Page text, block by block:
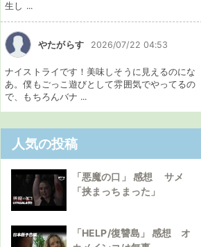
生し ...
やたがらす 2026/07/22 04:53
ナイストライです！美味しそうに見えるのにな
あ。僕もごっこ遊びとして雰囲気でやってるの
で、もちろんバナ ...
人気の投稿
「悪魔の口」 感想 サメ
「挟まっちまった」
「HELP/復讐島」 感想 オ